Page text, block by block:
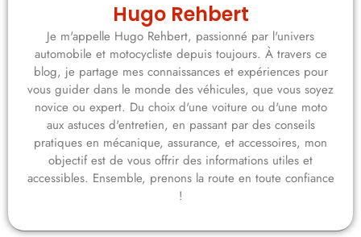
Hugo Rehbert
Je m'appelle Hugo Rehbert, passionné par l'univers
automobile et motocycliste depuis toujours. À travers ce
blog, je partage mes connaissances et expériences pour
vous guider dans le monde des véhicules, que vous soyez
novice ou expert. Du choix d'une voiture ou d'une moto
aux astuces d'entretien, en passant par des conseils
pratiques en mécanique, assurance, et accessoires, mon
objectif est de vous offrir des informations utiles et
accessibles. Ensemble, prenons la route en toute confiance
!